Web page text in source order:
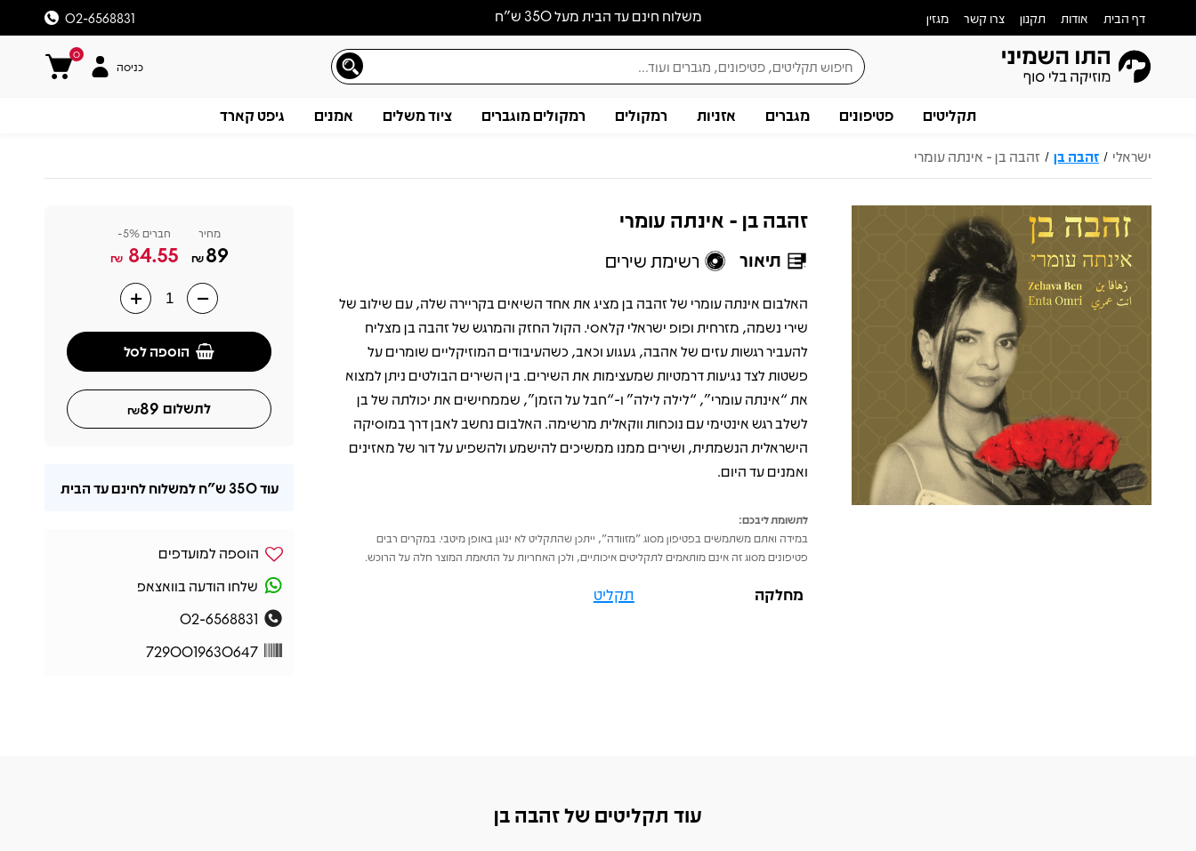
משלוח חינם עד הבית מעל 350 ש״ח דף הבית אודות תקנון צרו קשר מגזין 02-6568831
0
כניסה
תקליטים פטיפונים מגברים אזניות רמקולים רמקולים מוגברים ציוד משלים אמנים גיפט קארד
ישראלי / זהבה בן / זהבה בן - אינתה עומרי
זהבה בן - אינתה עומרי
תיאור רשימת שירים
תיאור
האלבום אינתה עומרי של זהבה בן מציג את אחד השיאים בקריירה שלה, עם שילוב של
שירי נשמה, מזרחית ופופ ישראלי קלאסי. הקול החזק והמרגש של זהבה בן מצליח
להעביר רגשות עזים של אהבה, געגוע וכאב, כשהעיבודים המוזיקליים שומרים על
פשטות לצד נגיעות דרמטיות שמעצימות את השירים. בין השירים הבולטים ניתן למצוא
את “אינתה עומרי”, “לילה לילה” ו‑“חבל על הזמן”, שממחישים את יכולתה של בן
לשלב רגש אינטימי עם נוכחות ווקאלית מרשימה. האלבום נחשב לאבן דרך במוסיקה
הישראלית הנשמתית, ושירים ממנו ממשיכים להישמע ולהשפיע על דור של מאזינים
ואמנים עד היום.
לתשומת ליבכם:
במידה ואתם משתמשים בפטיפון מסוג "מזוודה", ייתכן שהתקליט לא ינוגן באופן מיטבי. במקרים רבים
פטיפונים מסוג זה אינם מותאמים לתקליטים איכותיים, ולכן האחריות על התאמת המוצר חלה על הרוכש.
מחלקה תקליט
מחיר
89
₪
חברים 5%-
84.55
₪
הוספה לסל
לתשלום 89
₪
עוד350 ש"ח למשלוח לחינם עד הבית
הוספה למועדפים
שלחו הודעה בוואצאפ
02-6568831
7290019630647
עוד תקליטים של זהבה בן